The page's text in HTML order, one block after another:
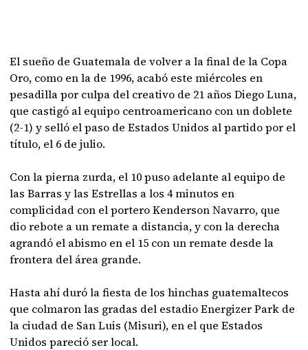
El sueño de Guatemala de volver a la final de la Copa
Oro, como en la de 1996, acabó este miércoles en
pesadilla por culpa del creativo de 21 años Diego Luna,
que castigó al equipo centroamericano con un doblete
(2-1) y selló el paso de Estados Unidos al partido por el
título, el 6 de julio.
Con la pierna zurda, el 10 puso adelante al equipo de
las Barras y las Estrellas a los 4 minutos en
complicidad con el portero Kenderson Navarro, que
dio rebote a un remate a distancia, y con la derecha
agrandó el abismo en el 15 con un remate desde la
frontera del área grande.
Hasta ahí duró la fiesta de los hinchas guatemaltecos
que colmaron las gradas del estadio Energizer Park de
la ciudad de San Luis (Misuri), en el que Estados
Unidos pareció ser local.